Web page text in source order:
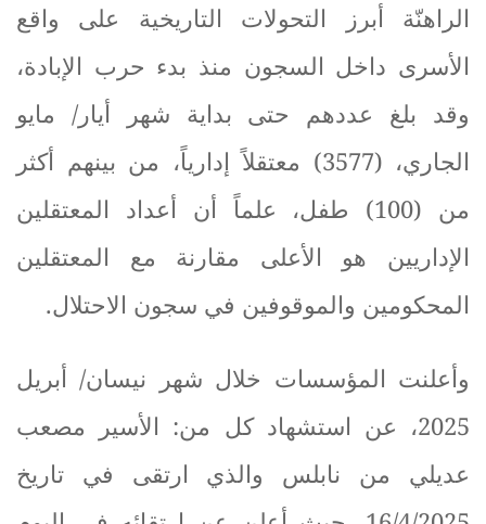
الراهنّة أبرز التحولات التاريخية على واقع
الأسرى داخل السجون منذ بدء حرب الإبادة،
وقد بلغ عددهم حتى بداية شهر أيار/ مايو
الجاري، (3577) معتقلاً إدارياً، من بينهم أكثر
من (100) طفل، علماً أن أعداد المعتقلين
الإداريين هو الأعلى مقارنة مع المعتقلين
المحكومين والموقوفين في سجون الاحتلال.
وأعلنت المؤسسات خلال شهر نيسان/ أبريل
2025، عن استشهاد كل من: الأسير مصعب
عديلي من نابلس والذي ارتقى في تاريخ